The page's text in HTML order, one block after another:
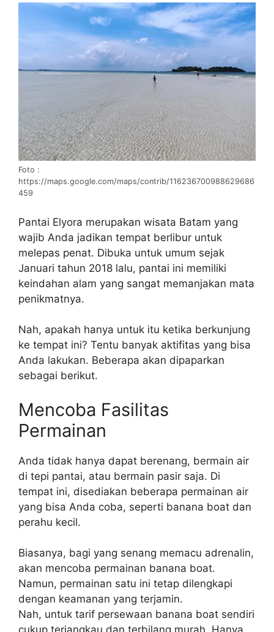
Foto :
https://maps.google.com/maps/contrib/116236700988629686
459
Pantai Elyora merupakan wisata Batam yang
wajib Anda jadikan tempat berlibur untuk
melepas penat. Dibuka untuk umum sejak
Januari tahun 2018 lalu, pantai ini memiliki
keindahan alam yang sangat memanjakan mata
penikmatnya.
Nah, apakah hanya untuk itu ketika berkunjung
ke tempat ini? Tentu banyak aktifitas yang bisa
Anda lakukan. Beberapa akan dipaparkan
sebagai berikut.
Mencoba Fasilitas
Permainan
Anda tidak hanya dapat berenang, bermain air
di tepi pantai, atau bermain pasir saja. Di
tempat ini, disediakan beberapa permainan air
yang bisa Anda coba, seperti banana boat dan
perahu kecil.
Biasanya, bagi yang senang memacu adrenalin,
akan mencoba permainan banana boat.
Namun, permainan satu ini tetap dilengkapi
dengan keamanan yang terjamin.
Nah, untuk tarif persewaan banana boat sendiri